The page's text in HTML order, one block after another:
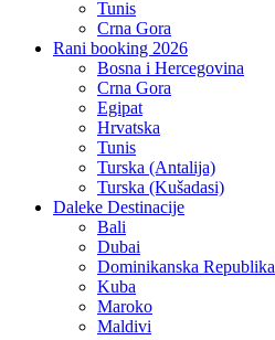
Tunis
Crna Gora
Rani booking 2026
Bosna i Hercegovina
Crna Gora
Egipat
Hrvatska
Tunis
Turska (Antalija)
Turska (Kušadasi)
Daleke Destinacije
Bali
Dubai
Dominikanska Republika
Kuba
Maroko
Maldivi